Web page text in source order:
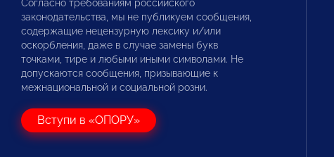
Согласно требованиям российского
законодательства, мы не публикуем сообщения,
содержащие нецензурную лексику и/или
оскорбления, даже в случае замены букв
точками, тире и любыми иными символами. Не
допускаются сообщения, призывающие к
межнациональной и социальной розни.
Вступи в «ОПОРУ»